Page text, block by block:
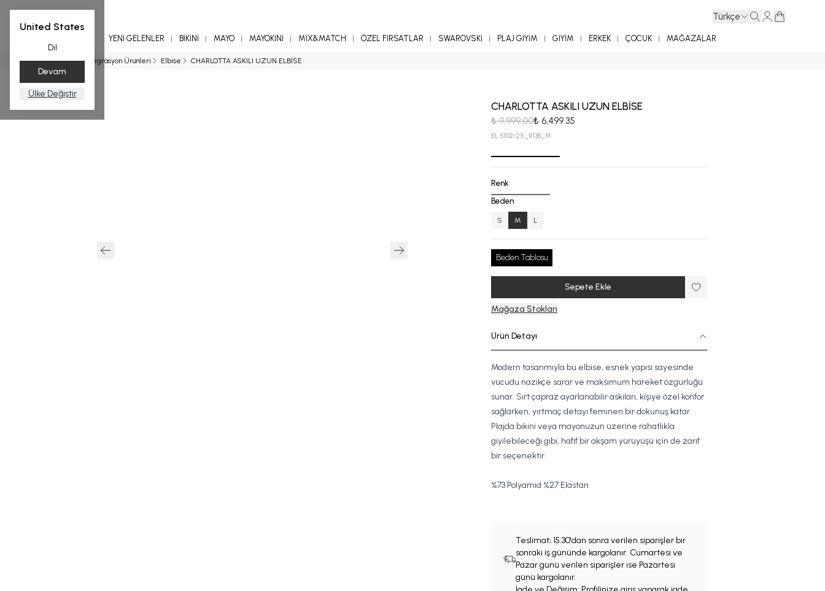
United States
Dil
Devam
Ülke Değiştir
Türkçe
YENİ GELENLER BİKİNİ MAYO MAYOKİNİ MİX&MATCH ÖZEL FIRSATLAR SWAROVSKİ PLAJ GİYİM GİYİM ERKEK ÇOCUK MAĞAZALAR
Ana Sayfa Entegrasyon Ürünleri Elbise CHARLOTTA ASKILI UZUN ELBİSE
CHARLOTTA ASKILI UZUN ELBİSE
₺ 9,999.00₺ 6,499.35
EL.5102-25_R138_M
Renk
Beden
S M L
Beden Tablosu
Sepete Ekle
Mağaza Stokları
Ürün Detayı
Modern tasarımıyla bu elbise, esnek yapısı sayesinde
vücudu nazikçe sarar ve maksimum hareket özgürlüğü
sunar. Sırt çapraz ayarlanabilir askıları, kişiye özel konfor
sağlarken, yırtmaç detayı feminen bir dokunuş katar.
Plajda bikini veya mayonuzun üzerine rahatlıkla
giyilebileceği gibi, hafif bir akşam yürüyüşü için de zarif
bir seçenektir.
%73 Polyamid %27 Elastan
Teslimat; 15.30'dan sonra verilen siparişler bir
sonraki iş gününde kargolanır. Cumartesi ve
Pazar günü verilen siparişler ise Pazartesi
günü kargolanır.